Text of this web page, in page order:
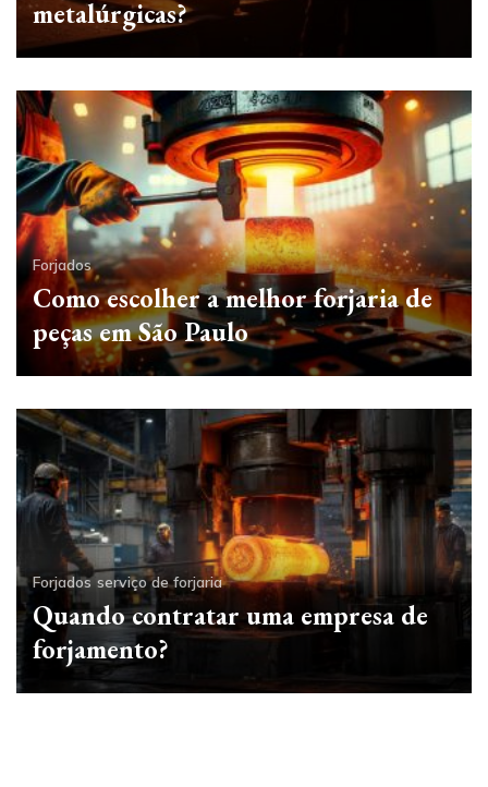
metalúrgicas?
Forjados
Como escolher a melhor forjaria de
peças em São Paulo
Forjados serviço de forjaria
Quando contratar uma empresa de
forjamento?